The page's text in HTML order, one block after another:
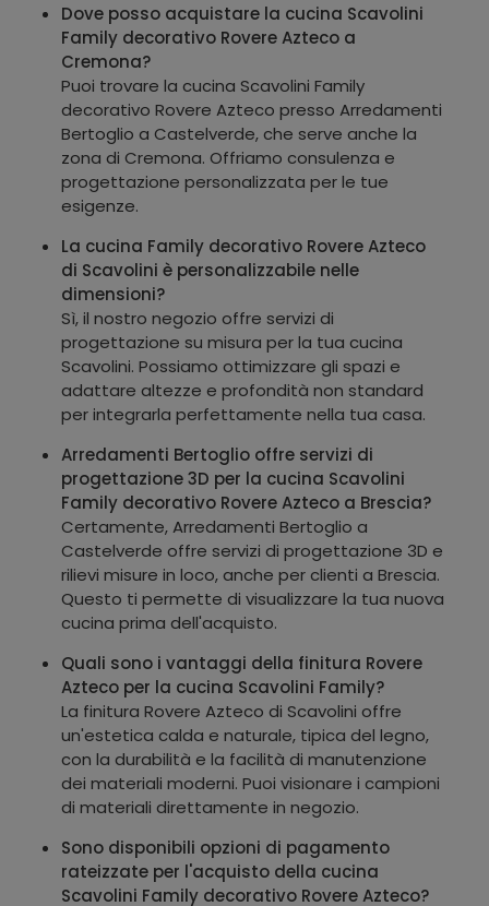
Dove posso acquistare la cucina Scavolini
Family decorativo Rovere Azteco a
Cremona?
Puoi trovare la cucina Scavolini Family
decorativo Rovere Azteco presso Arredamenti
Bertoglio a Castelverde, che serve anche la
zona di Cremona. Offriamo consulenza e
progettazione personalizzata per le tue
esigenze.
La cucina Family decorativo Rovere Azteco
di Scavolini è personalizzabile nelle
dimensioni?
Sì, il nostro negozio offre servizi di
progettazione su misura per la tua cucina
Scavolini. Possiamo ottimizzare gli spazi e
adattare altezze e profondità non standard
per integrarla perfettamente nella tua casa.
Arredamenti Bertoglio offre servizi di
progettazione 3D per la cucina Scavolini
Family decorativo Rovere Azteco a Brescia?
Certamente, Arredamenti Bertoglio a
Castelverde offre servizi di progettazione 3D e
rilievi misure in loco, anche per clienti a Brescia.
Questo ti permette di visualizzare la tua nuova
cucina prima dell'acquisto.
Quali sono i vantaggi della finitura Rovere
Azteco per la cucina Scavolini Family?
La finitura Rovere Azteco di Scavolini offre
un'estetica calda e naturale, tipica del legno,
con la durabilità e la facilità di manutenzione
dei materiali moderni. Puoi visionare i campioni
di materiali direttamente in negozio.
Sono disponibili opzioni di pagamento
rateizzate per l'acquisto della cucina
Scavolini Family decorativo Rovere Azteco?